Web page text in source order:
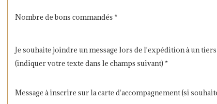
Nombre de bons commandés *
Je souhaite joindre un message lors de l'expédition à un tiers
(indiquer votre texte dans le champs suivant) *
Message à inscrire sur la carte d'accompagnement (si